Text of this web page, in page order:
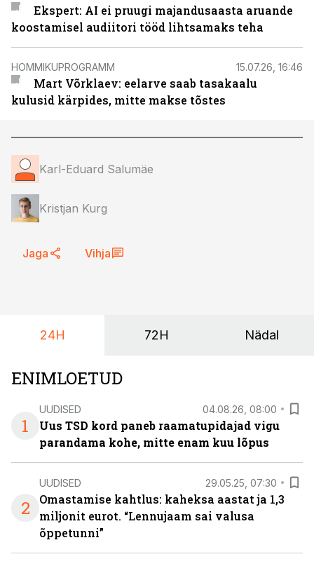
Ekspert: AI ei pruugi majandusaasta aruande
koostamisel audiitori tööd lihtsamaks teha
HOMMIKUPROGRAMM 15.07.26, 16:46
Mart Võrklaev: eelarve saab tasakaalu
kulusid kärpides, mitte makse tõstes
Karl-Eduard Salumäe
Kristjan Kurg
Jaga Vihja
24H 72H Nädal
ENIMLOETUD
1
UUDISED 04.08.26, 08:00
Uus TSD kord paneb raamatupidajad vigu
parandama kohe, mitte enam kuu lõpus
2
UUDISED 29.05.25, 07:30
Omastamise kahtlus: kaheksa aastat ja 1,3
miljonit eurot. “Lennujaam sai valusa
õppetunni”